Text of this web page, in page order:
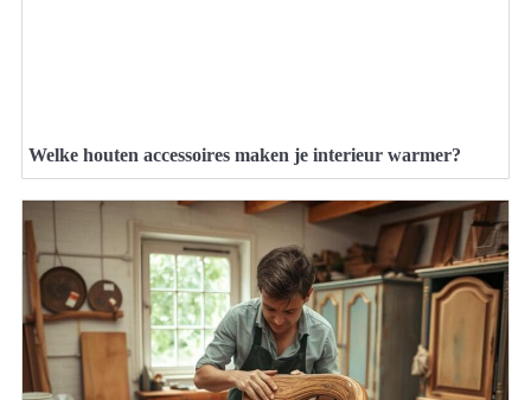
Welke houten accessoires maken je interieur warmer?